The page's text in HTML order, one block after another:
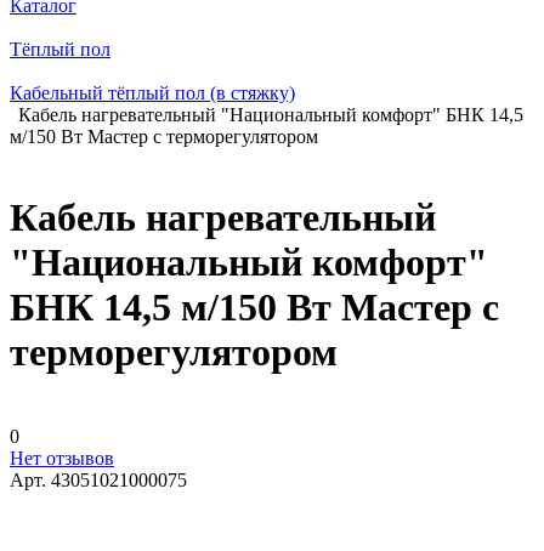
Каталог
Тёплый пол
Кабельный тёплый пол (в стяжку)
Кабель нагревательный "Национальный комфорт" БНК 14,5
м/150 Вт Мастер с терморегулятором
Кабель нагревательный
"Национальный комфорт"
БНК 14,5 м/150 Вт Мастер с
терморегулятором
0
Нет отзывов
Арт. 43051021000075